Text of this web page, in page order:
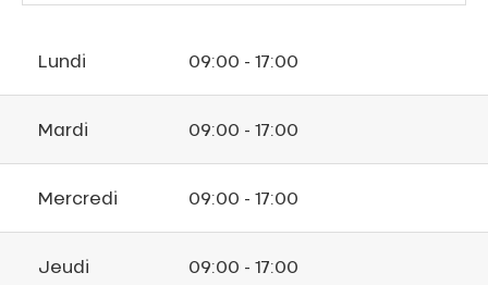
Lundi 09:00 - 17:00
Mardi 09:00 - 17:00
Mercredi 09:00 - 17:00
Jeudi 09:00 - 17:00